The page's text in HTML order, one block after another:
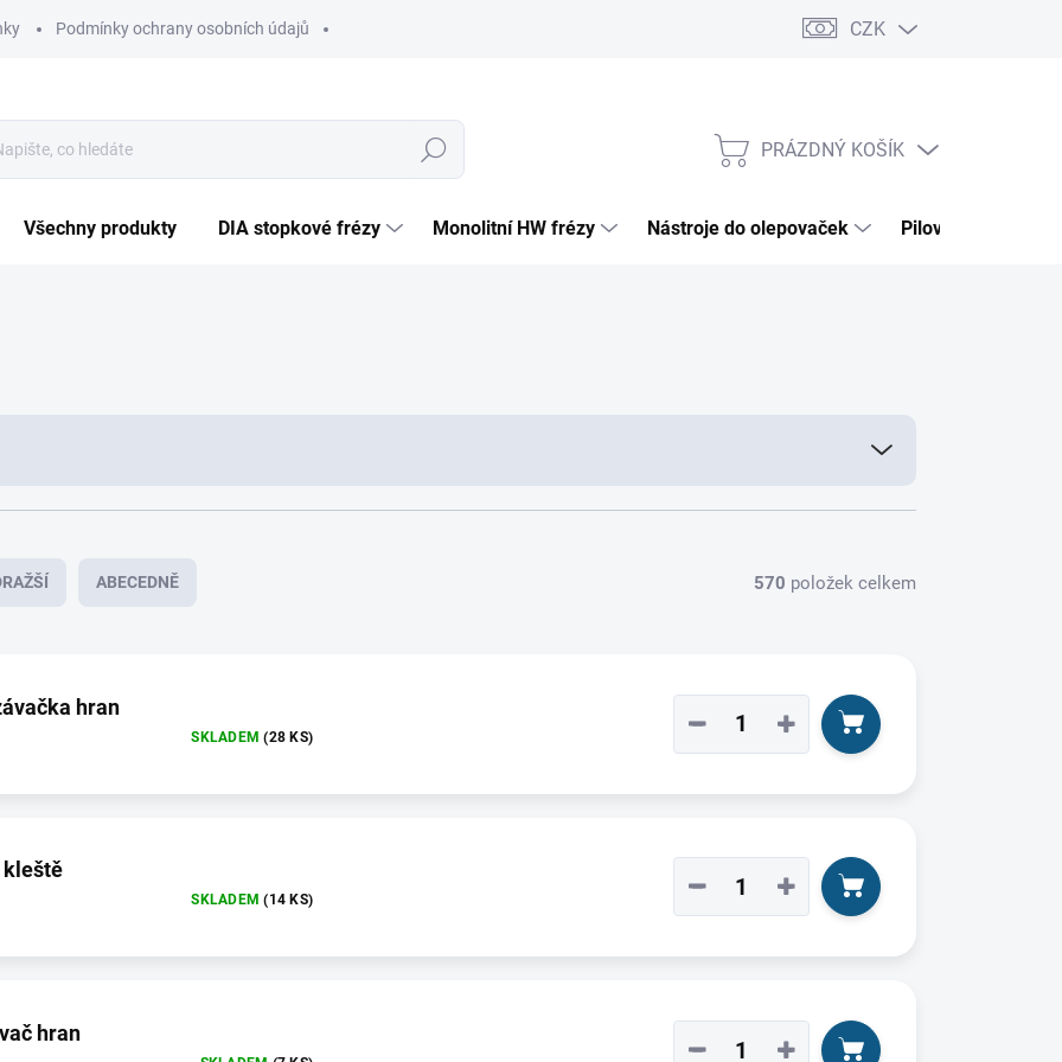
Podmínky ochrany osobních údajů CZK
Hledat
NÁKUPNÍ
PRÁZDNÝ KOŠÍK
Všechny produkty DIA stopkové frézy Monolitní HW frézy Nástroje do olepovaček Pilové kotouče
ABECEDNĚ 570 položek celkem
hran
SKLADEM(28 KS) +
−
kleště
SKLADEM(14 KS) +
−
hran
+
−